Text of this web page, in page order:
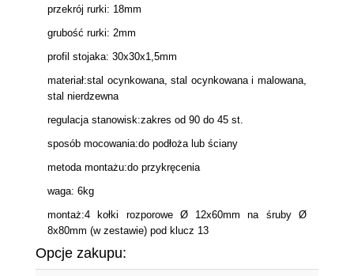
przekrój rurki: 18mm
grubość rurki: 2mm
profil stojaka: 30x30x1,5mm
materiał:stal ocynkowana, stal ocynkowana i malowana,
stal nierdzewna
regulacja stanowisk:zakres od 90 do 45 st.
sposób mocowania:do podłoża lub ściany
metoda montażu:do przykręcenia
waga: 6kg
montaż:4 kołki rozporowe Ø 12x60mm na śruby Ø
8x80mm (w zestawie) pod klucz 13
Opcje zakupu: